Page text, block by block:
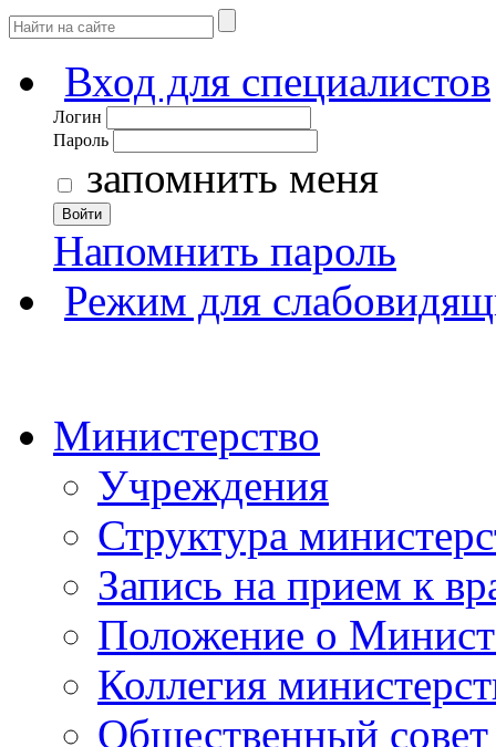
Вход для специалистов
Логин
Пароль
запомнить меня
Войти
Напомнить пароль
Режим для
Министерство
Учреждения
Структура
Запись на прием к
Положение о
Коллегия
Общественный совет